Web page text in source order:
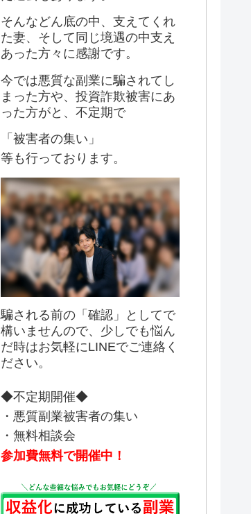
そんなどん底の中、支えてくれ
た妻、そして同じ境遇の中支え
あった方々に感謝です。
今では悪質な副業に騙されてし
まった方や、投資詐欺被害にあ
った方がと、不定期で
「被害者の集い」
等も行っております。
騙される前の「確認」としてで
構いませんので、少しでも悩ん
だ時はお気軽にLINEでご連絡く
ださい。
◆不定期開催◆
・悪質副業被害者の集い
・無料相談会
参加費無料で開催中！